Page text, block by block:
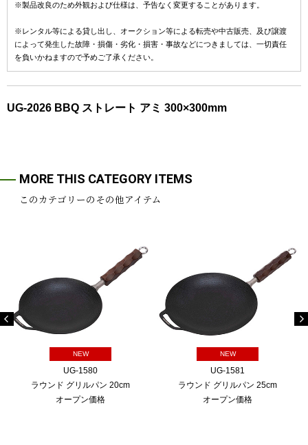
※製品改良のため外観および仕様は、予告なく変更することがあります。
※レンタル等による貸し出し、オークション等による転売や中古販売、及び譲渡
によって発生した故障・損傷・劣化・損害・事故などにつきましては、一切責任
を負いかねますので予めご了承ください。
UG-2026 BBQ ストレート アミ 300×300mm
MORE THIS CATEGORY ITEMS
このカテゴリーのその他アイテム
NEW
UG-1580
ラウンド グリルパン 20cm
オープン価格
NEW
UG-1581
ラウンド グリルパン 25cm
オープン価格